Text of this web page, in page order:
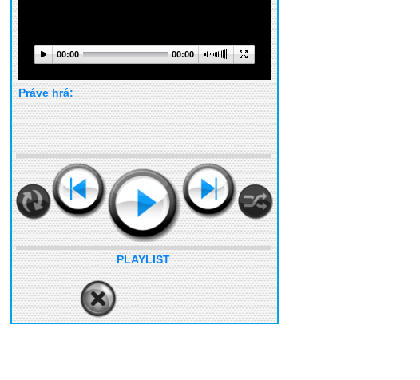
00:00 00:00
Práve hrá:
PLAYLIST